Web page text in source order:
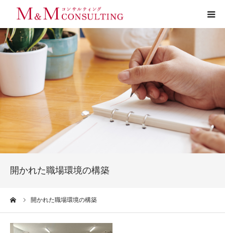
開かれた職場環境の構築
開かれた職場環境の構築
プロフィール
サービス
お客様の声
実績